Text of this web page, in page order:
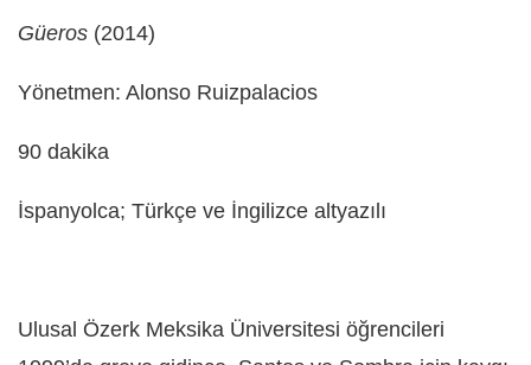
Güeros (2014)
Yönetmen: Alonso Ruizpalacios
90 dakika
İspanyolca; Türkçe ve İngilizce altyazılı
Ulusal Özerk Meksika Üniversitesi öğrencileri